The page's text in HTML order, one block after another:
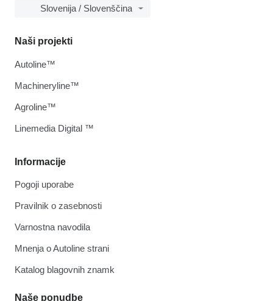
Slovenija / Slovenščina
Informacije
Pogoji uporabe
Pravilnik o zasebnosti
Varnostna navodila
Mnenja o Autoline strani
Katalog blagovnih znamk
Naše ponudbe
Naši projekti
Autoline™
Machineryline™
Agroline™
Linemedia Digital ™